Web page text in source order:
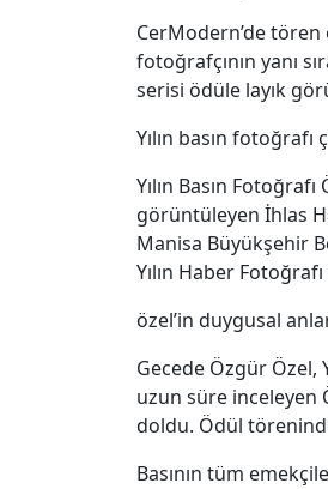
CerModern’de
fotoğrafçının yanı
serisi ödüle layık
Yılın basın fotoğrafı
Yılın Basın
görüntüleyen İhlas
Manisa Büyükşehir
Yılın Haber
özel’in duygusal
Gecede Özgür Özel,
uzun süre inceleyen
doldu. Ödül
Basının tüm